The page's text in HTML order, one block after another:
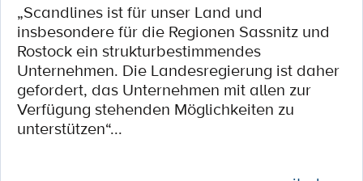
„Scandlines ist für unser Land und
insbesondere für die Regionen Sassnitz und
Rostock ein strukturbestimmendes
Unternehmen. Die Landesregierung ist daher
gefordert, das Unternehmen mit allen zur
Verfügung stehenden Möglichkeiten zu
unterstützen“...